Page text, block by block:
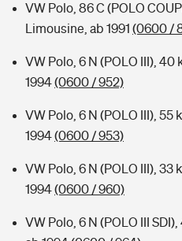
VW Polo, 86 C (POLO
Limousine, ab 1991 (0600 /
VW Polo, 6 N (POLO III),
1994(0600 / 952)
VW Polo, 6 N (POLO III), 55
1994(0600 / 953)
VW Polo, 6 N (POLO III), 33
1994(0600 / 960)
VW Polo, 6 N (POLO III